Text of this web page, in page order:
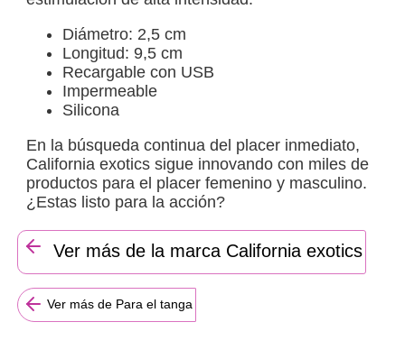
Diámetro: 2,5 cm
Longitud: 9,5 cm
Recargable con USB
Impermeable
Silicona
En la búsqueda continua del placer inmediato,
California exotics sigue innovando con miles de
productos para el placer femenino y masculino.
¿Estas listo para la acción?
Ver más de la marca California exotics
Ver más de Para el tanga